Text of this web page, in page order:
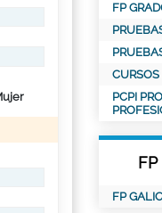
FP
PCPI
FP